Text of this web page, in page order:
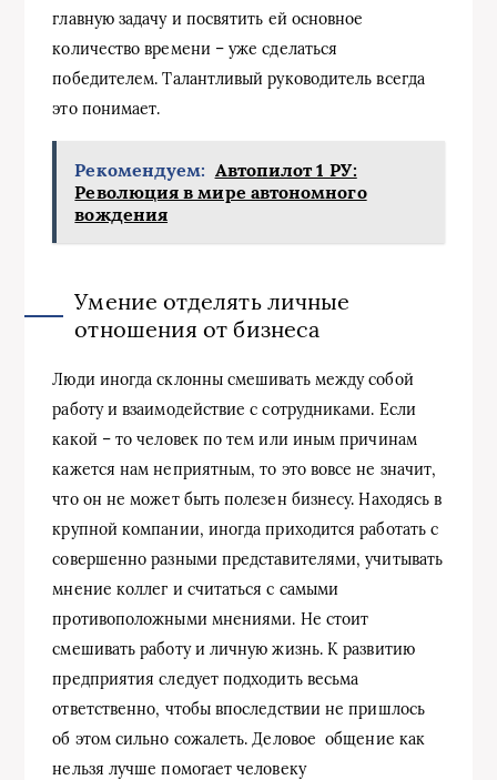
главную задачу и посвятить ей основное
количество времени – уже сделаться
победителем. Талантливый руководитель всегда
это понимает.
Рекомендуем: Автопилот 1 РУ:
Революция в мире автономного
вождения
Умение отделять личные
отношения от бизнеса
Люди иногда склонны смешивать между собой
работу и взаимодействие с сотрудниками. Если
какой – то человек по тем или иным причинам
кажется нам неприятным, то это вовсе не значит,
что он не может быть полезен бизнесу. Находясь в
крупной компании, иногда приходится работать с
совершенно разными представителями, учитывать
мнение коллег и считаться с самыми
противоположными мнениями. Не стоит
смешивать работу и личную жизнь. К развитию
предприятия следует подходить весьма
ответственно, чтобы впоследствии не пришлось
об этом сильно сожалеть. Деловое общение как
нельзя лучше помогает человеку